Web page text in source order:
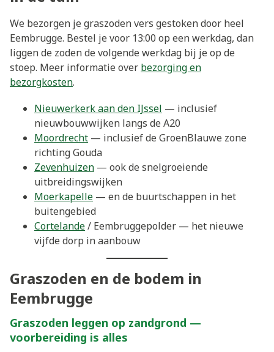
We bezorgen je graszoden vers gestoken door heel
Eembrugge. Bestel je voor 13:00 op een werkdag, dan
liggen de zoden de volgende werkdag bij je op de
stoep. Meer informatie over bezorging en
bezorgkosten.
Nieuwerkerk aan den IJssel — inclusief
nieuwbouwwijken langs de A20
Moordrecht — inclusief de GroenBlauwe zone
richting Gouda
Zevenhuizen — ook de snelgroeiende
uitbreidingswijken
Moerkapelle — en de buurtschappen in het
buitengebied
Cortelande/ Eembruggepolder — het nieuwe
vijfde dorp in aanbouw
Graszoden en de bodem in
Eembrugge
Graszoden leggen op zandgrond —
voorbereiding is alles